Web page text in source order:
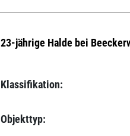
23-jährige Halde bei
Klassifikation:
Objekttyp: